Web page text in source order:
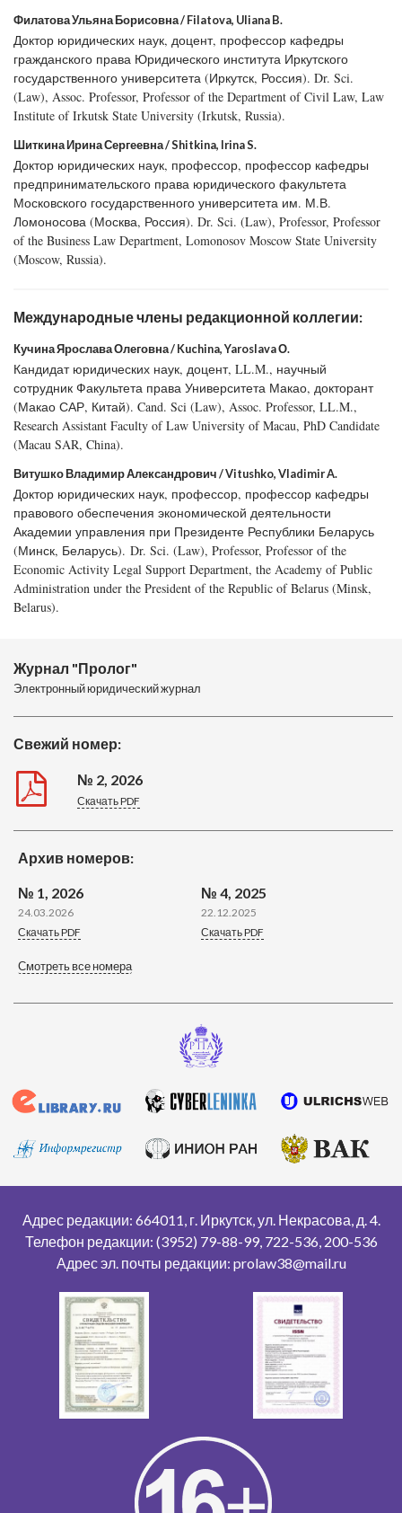
Журнал "Пролог"
Электронный юридический журнал
Свежий номер:
№ 2, 2026
Скачать PDF
Архив номеров:
№ 1, 2026
24.03.2026
Скачать PDF
№ 4, 2025
22.12.2025
Скачать PDF
Смотреть все номера
Филатова Ульяна Борисовна / Filatova, Uliana B.
Доктор юридических наук, доцент, профессор кафедры
гражданского права Юридического института Иркутского
государственного университета (Иркутск, Россия). Dr. Sci.
(Law), Assoc. Professor, Professor of the Department of Civil Law, Law
Institute of Irkutsk State University (Irkutsk, Russia).
Шиткина Ирина Сергеевна / Shitkina, Irina S.
Доктор юридических наук, профессор, профессор кафедры
предпринимательского права юридического факультета
Московского государственного университета им. М.В.
Ломоносова (Москва, Россия). Dr. Sci. (Law), Professor, Professor
of the Business Law Department, Lomonosov Moscow State University
(Moscow, Russia).
Международные члены редакционной коллегии:
Кучина Ярослава Олеговна / Kuchina, Yaroslava О.
Кандидат юридических наук, доцент, LL.M., научный
сотрудник Факультета права Университета Макао, докторант
(Макао САР, Китай). Cand. Sci (Law), Assoc. Professor, LL.M.,
Research Assistant Faculty of Law University of Macau, PhD Candidate
(Macau SAR, China).
Витушко Владимир Александрович / Vitushko, Vladimir A.
Доктор юридических наук, профессор, профессор кафедры
правового обеспечения экономической деятельности
Академии управления при Президенте Республики Беларусь
(Минск, Беларусь). Dr. Sci. (Law), Professor, Professor of the
Economic Activity Legal Support Department, the Academy of Public
Administration under the President of the Republic of Belarus (Minsk,
Belarus).
Адрес редакции: 664011, г. Иркутск, ул. Некрасова, д. 4.
Телефон редакции: (3952) 79-88-99, 722-536, 200-536
Адрес эл. почты редакции: prolaw38@mail.ru